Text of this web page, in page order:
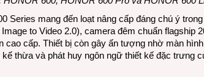
Series mang đến loạt nâng cấp đáng chú ý
Image to Video 2.0), camera đêm chuẩn flagship
cao cấp. Thiết bị còn gây ấn tượng nhờ màn
kế thừa và phát huy ngôn ngữ thiết kế đặc trưng